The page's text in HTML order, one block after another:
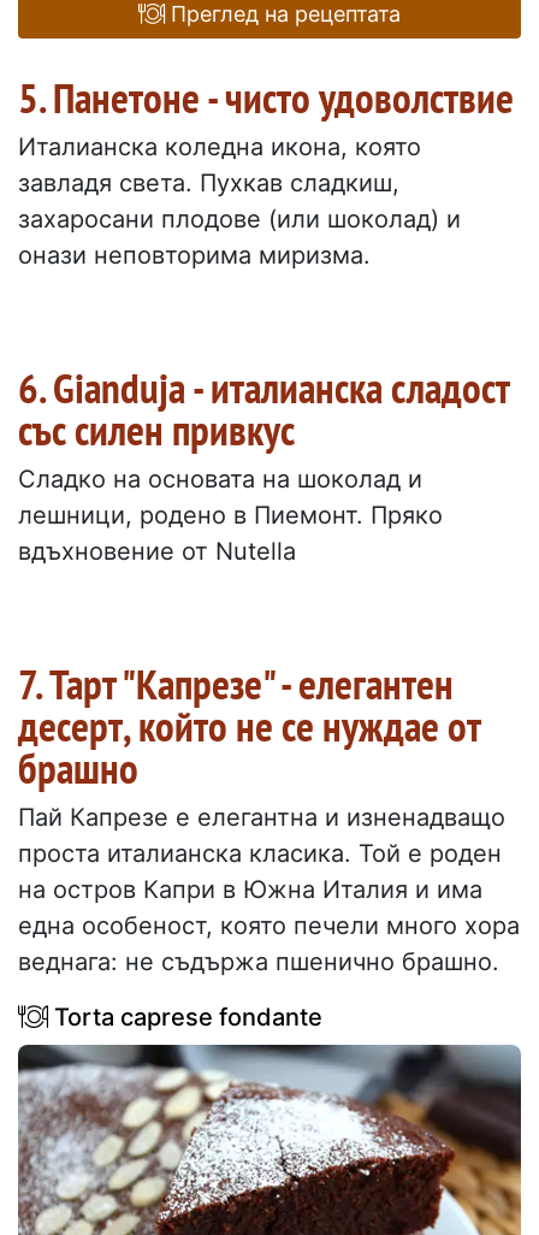
Преглед на рецептата
5. Панетоне - чисто удоволствие
Италианска коледна икона, която
завладя света. Пухкав сладкиш,
захаросани плодове (или шоколад) и
онази неповторима миризма.
6. Gianduja - италианска сладост
със силен привкус
Сладко на основата на шоколад и
лешници, родено в Пиемонт. Пряко
вдъхновение от Nutella
7. Тарт "Капрезе" - елегантен
десерт, който не се нуждае от
брашно
Пай Капрезе е елегантна и изненадващо
проста италианска класика. Той е роден
на остров Капри в Южна Италия и има
една особеност, която печели много хора
веднага: не съдържа пшенично брашно.
Torta caprese fondante